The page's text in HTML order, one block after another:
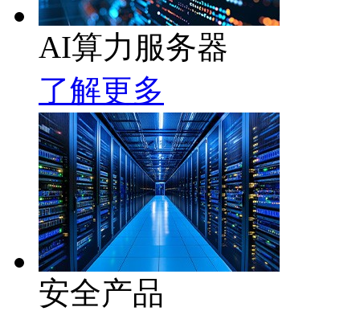
AI算力服务器
了解更多
安全产品